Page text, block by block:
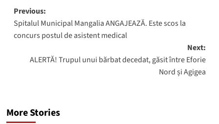
Post
navigation
Previous:
Spitalul Municipal Mangalia ANGAJEAZĂ. Este scos la
concurs postul de asistent medical
Next:
ALERTĂ! Trupul unui bărbat decedat, găsit între Eforie
Nord și Agigea
More Stories